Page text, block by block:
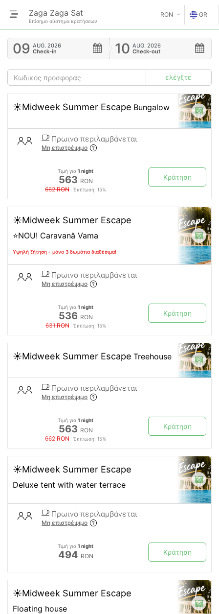
Zaga Zaga Sat
Επίσημο σύστημα κρατήσεων
RON
€
$
£
GR
EN
GE
ES
IT
09 AUG. 2026
Check-in
10 AUG. 2026
Check-out
☀️Midweek Summer Escape Bungalow
Πρωινό περιλαμβάνεται
Μη επιστρέψιμο
Τιμή για1 night
563 RON
662RON Έκπτωση: 15%
Κράτηση
☀️Midweek Summer Escape
⭐NOU! Caravană Vama
Υψηλή ζήτηση - μόνο 3 δωμάτια διαθέσιμα!
Πρωινό περιλαμβάνεται
Μη επιστρέψιμο
Τιμή για1 night
536 RON
631RON Έκπτωση: 15%
Κράτηση
☀️Midweek Summer Escape Treehouse
Πρωινό περιλαμβάνεται
Μη επιστρέψιμο
Τιμή για1 night
563 RON
662RON Έκπτωση: 15%
Κράτηση
☀️Midweek Summer Escape
Deluxe tent with water terrace
Πρωινό περιλαμβάνεται
Μη επιστρέψιμο
Τιμή για1 night
494 RON Κράτηση
☀️Midweek Summer Escape
Floating house